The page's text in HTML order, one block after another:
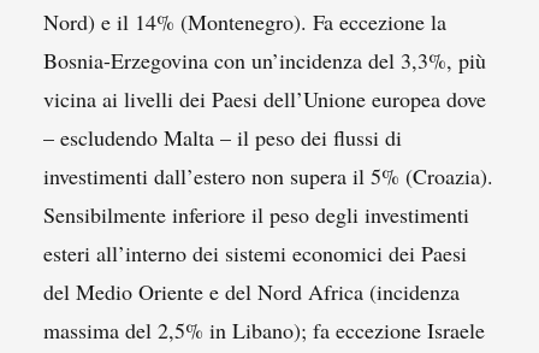
Nord) e il 14% (Montenegro). Fa eccezione la
Bosnia-Erzegovina con un’incidenza del 3,3%, più
vicina ai livelli dei Paesi dell’Unione europea dove
– escludendo Malta – il peso dei flussi di
investimenti dall’estero non supera il 5% (Croazia).
Sensibilmente inferiore il peso degli investimenti
esteri all’interno dei sistemi economici dei Paesi
del Medio Oriente e del Nord Africa (incidenza
massima del 2,5% in Libano); fa eccezione Israele